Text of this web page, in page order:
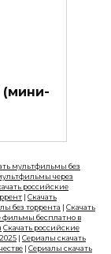
(мини-
мультфильмы без
через
российские
| Скачать
без торрента | Скачать
фильмы бесплатно в
Скачать российские
| Сериалы скачать
| Сериалы скачать